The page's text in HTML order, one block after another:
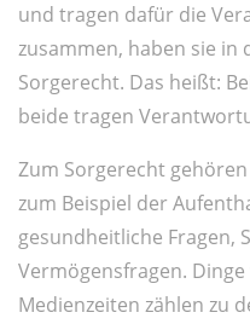
und tragen dafür die
zusammen, haben sie in
Sorgerecht. Das heißt:
beide tragen
Zum Sorgerecht
zum Beispiel der
gesundheitliche Fragen,
Vermögensfragen.
Medienzeiten zählen zu